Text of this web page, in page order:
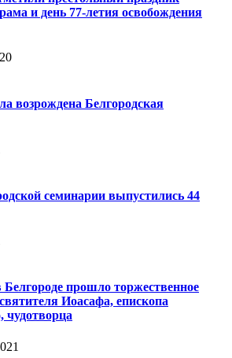
и день 77-летия освобождения
возрождена Белгородская
семинарии выпустились 44
Белгороде прошло торжественное
Иоасафа, епископа
чудотворца